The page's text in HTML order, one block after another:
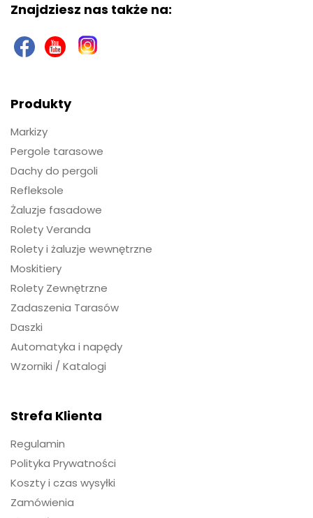
Znajdziesz nas także na:
Produkty
Markizy
Pergole tarasowe
Dachy do pergoli
Refleksole
Żaluzje fasadowe
Rolety Veranda
Rolety i żaluzje wewnętrzne
Moskitiery
Rolety Zewnętrzne
Zadaszenia Tarasów
Daszki
Automatyka i napędy
Wzorniki / Katalogi
Strefa Klienta
Regulamin
Polityka Prywatności
Koszty i czas wysyłki
Zamówienia